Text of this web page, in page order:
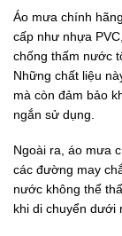
Áo mưa chính
cấp như nhựa
chống thấm nước
Những chất liệu
mà còn đảm bảo
ngắn sử dụng.
Ngoài ra, áo mưa
các đường may
nước không thể
khi di chuyển dưới